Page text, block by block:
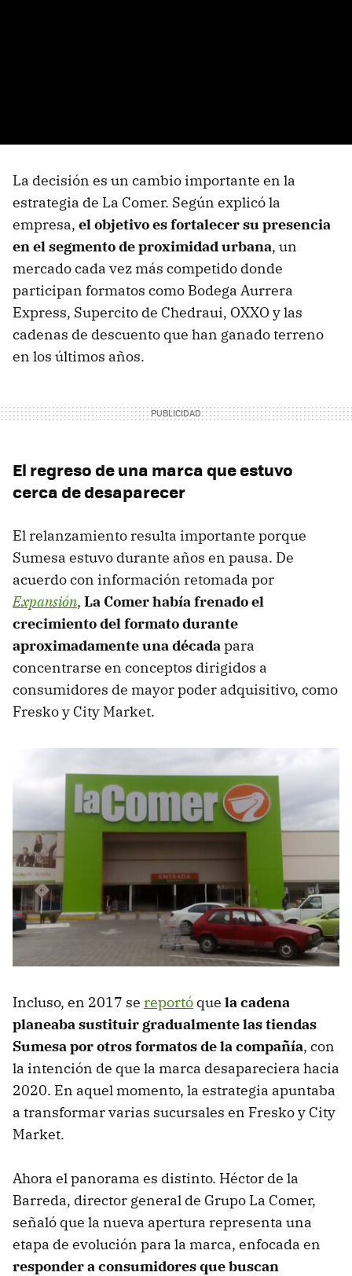
La decisión es un cambio importante en la
estrategia de La Comer. Según explicó la
empresa, el objetivo es fortalecer su presencia
en el segmento de proximidad urbana, un
mercado cada vez más competido donde
participan formatos como Bodega Aurrera
Express, Supercito de Chedraui, OXXO y las
cadenas de descuento que han ganado terreno
en los últimos años.
El regreso de una marca que estuvo
cerca de desaparecer
El relanzamiento resulta importante porque
Sumesa estuvo durante años en pausa. De
acuerdo con información retomada por
Expansión, La Comer había frenado el
crecimiento del formato durante
aproximadamente una décadapara
concentrarse en conceptos dirigidos a
consumidores de mayor poder adquisitivo, como
Fresko y City Market.
Incluso, en 2017 se reportó que la cadena
planeaba sustituir gradualmente las tiendas
Sumesa por otros formatos de la compañía, con
la intención de que la marca desapareciera hacia
2020. En aquel momento, la estrategia apuntaba
a transformar varias sucursales en Fresko y City
Market.
Ahora el panorama es distinto. Héctor de la
Barreda, director general de Grupo La Comer,
señaló que la nueva apertura representa una
etapa de evolución para la marca, enfocada en
responder a consumidores que buscan